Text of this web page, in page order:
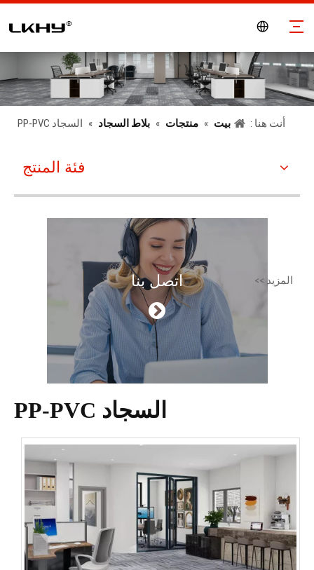
أنت هنا : بيت » منتجات » بلاط السجاد » السجاد PP-PVC
فئة المنتج
اتصل بنا المزيد >>

السجاد PP-PVC